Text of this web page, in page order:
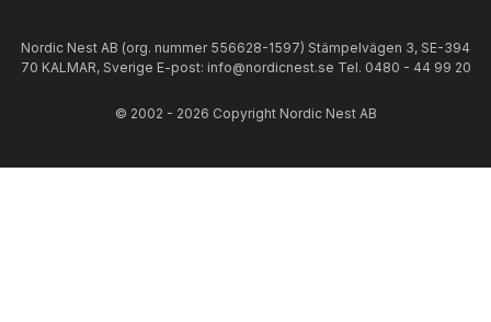
Nordic Nest AB (org. nummer 556628-1597) Stämpelvägen 3, SE-394
70 KALMAR, Sverige E-post: info@nordicnest.se Tel. 0480 - 44 99 20
© 2002 - 2026 Copyright Nordic Nest AB